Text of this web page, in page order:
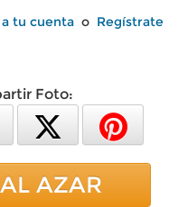
tu cuenta o Regístrate
Foto:
AZAR